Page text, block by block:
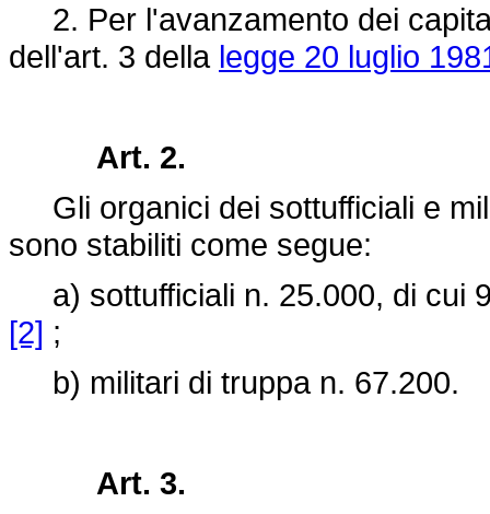
2. Per l'avanzamento dei
dell'art. 3 della legge 20 luglio
Art. 2.
Gli organici dei sottufficiali e
sono stabiliti come segue:
a) sottufficiali n. 25.000, di cui
[2] ;
b) militari di truppa n. 67.200.
Art. 3.